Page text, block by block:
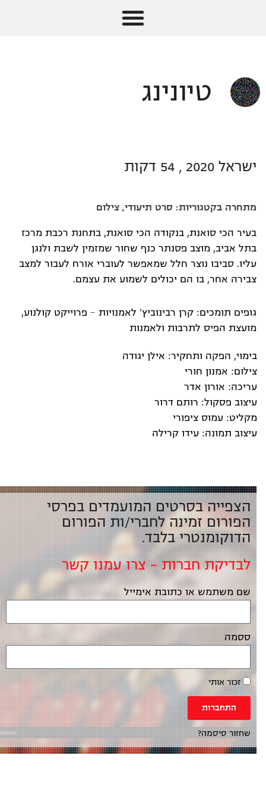
טיונינג
ישראל 2020 , 54 דקות
מתחרה בקטגוריות: סרט תיעודי, צילום
בעיר הכי סואנת, בנקודה הכי סואנת, בתחנת רכבת מרכז
בתל אביב, מוצב פסנתר כנף שחור שמזמין לשבת ולנגן
עליו. סביבו נוצר חלל שמאפשר לעוברי אורח לעבור למצב
צבירה אחר, בו הם יכולים לשמוע את עצמם.
גופים תומכים: קרן רבינוביץ' לאמנויות - פרוייקט קולנוע,
מועצת הפיס לתרבות ולאמנות
בימוי, הפקה ותחקיר: אילן יגודה
צילום: אמנון חורי
עריכה: אורון אדר
עיצוב פסקול: רותם דרור
מקליט: עמוס ציפורי
עיצוב תמונה: עידו קרילה
הצפייה בסרטים המועמדים בפרסי
הפורום זמינה לחברי/ות הפורום
הדוקומנטרי בלבד.
לבדיקת חברות – צרו עמנו קשר
שם משתמש או כתובת אימייל
ססמה
זכור אותי
התחברות
שחזור סיסמה?